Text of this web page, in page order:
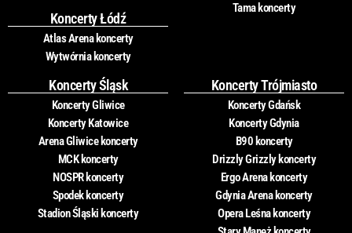
Koncerty Łódź
Atlas Arena koncerty
Wytwórnia koncerty
Tama koncerty
Koncerty Śląsk
Koncerty Gliwice
Koncerty Katowice
Arena Gliwice koncerty
MCK koncerty
NOSPR koncerty
Spodek koncerty
Stadion Śląski koncerty
Koncerty Trójmiasto
Koncerty Gdańsk
Koncerty Gdynia
B90 koncerty
Drizzly Grizzly koncerty
Ergo Arena koncerty
Gdynia Arena koncerty
Opera Leśna koncerty